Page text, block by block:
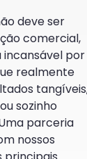
deve ser
comercial,
incansável por
realmente
sozinho
parceria
nossos